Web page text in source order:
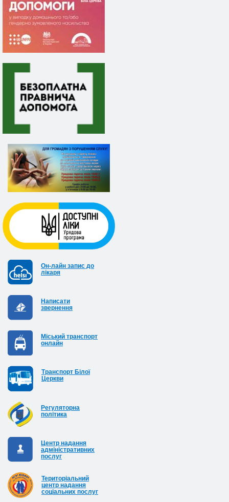
Он-лайн запис до
лікаря
Написати
звернення
Міський транспорт
онлайн
Транспорт Білої
Церкви
Регуляторна
політика
Центр надання
адміністративних
послуг
Територіальний
центр надання
соціальних послуг